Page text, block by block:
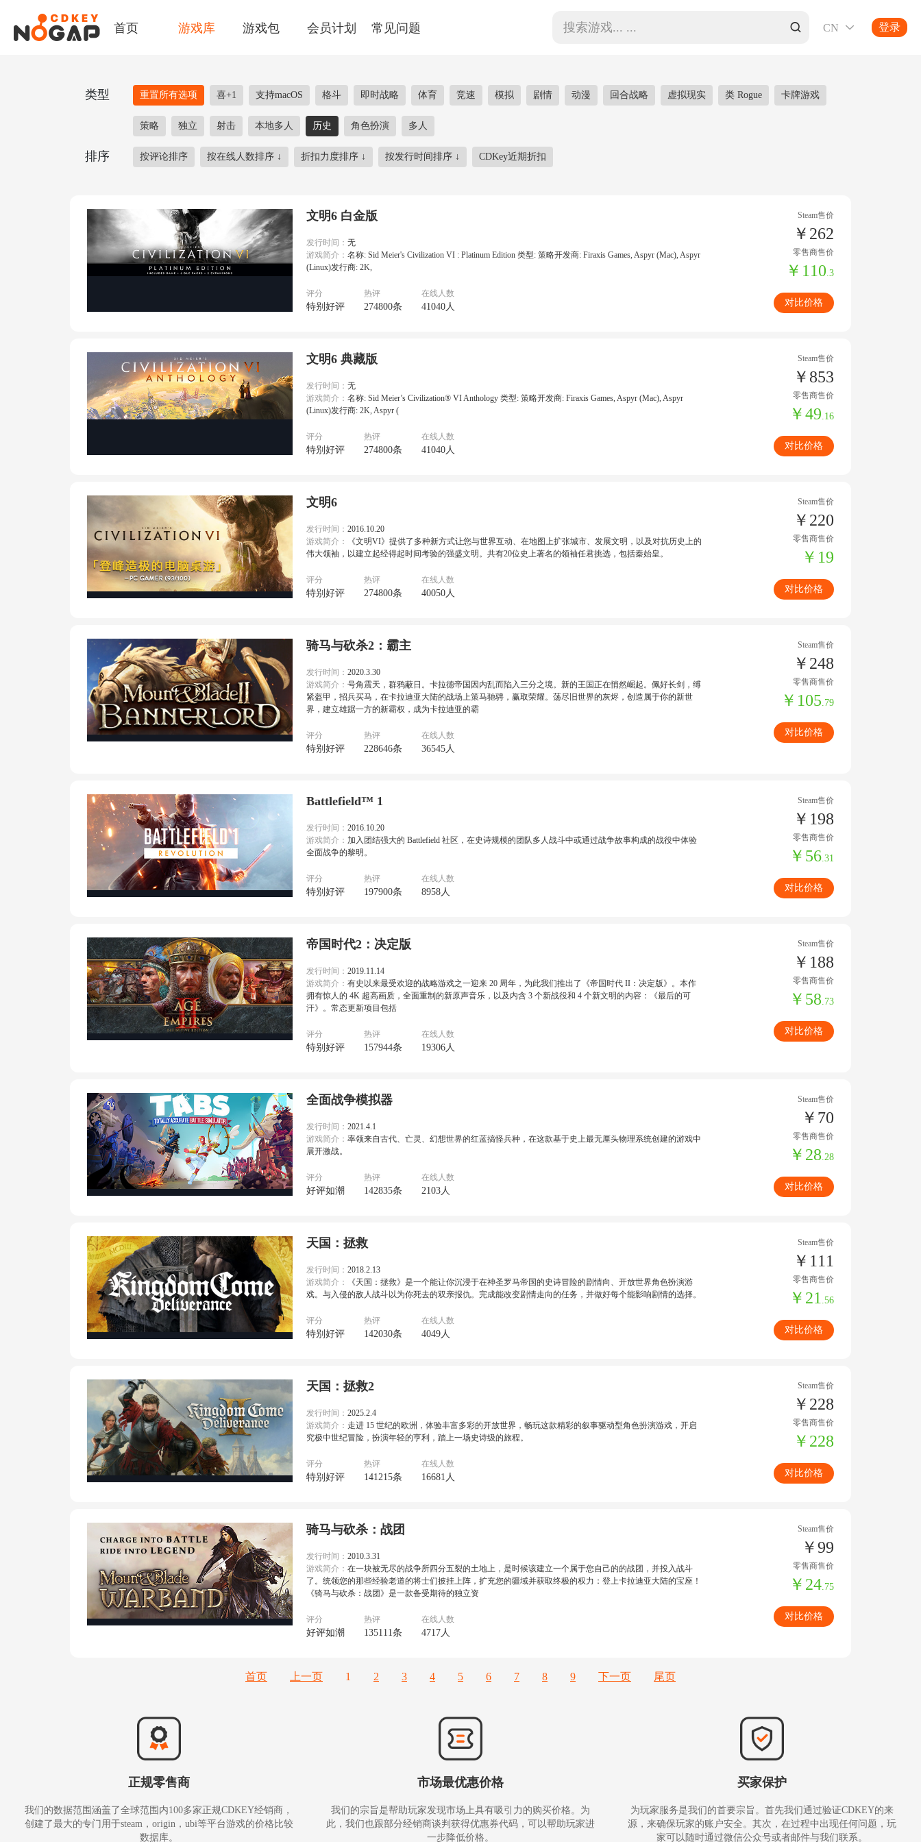
首页 游戏库 游戏包 会员计划 常见问题 CN  登录
类型 重置所有选项 喜+1 支持macOS 格斗 即时战略 体育 竞速 模拟 剧情 动漫 回合战略 虚拟现实 类 Rogue 卡牌游戏
策略 独立 射击 本地多人 历史 角色扮演 多人
排序 按评论排序 按在线人数排序 ↓ 折扣力度排序 ↓ 按发行时间排序 ↓ CDKey近期折扣
文明6 白金版
发行时间： 无
游戏简介： 名称: Sid Meier's Civilization VI : Platinum Edition 类型: 策略开发商: Firaxis Games, Aspyr (Mac), Aspyr
(Linux)发行商: 2K,
评分
特别好评
热评
274800条
在线人数
41040人
Steam售价
￥262
零售商售价
￥110.3
对比价格
文明6 典藏版
发行时间： 无
游戏简介： 名称: Sid Meier’s Civilization® VI Anthology 类型: 策略开发商: Firaxis Games, Aspyr (Mac), Aspyr
(Linux)发行商: 2K, Aspyr (
评分
特别好评
热评
274800条
在线人数
41040人
Steam售价
￥853
零售商售价
￥49.16
对比价格
文明6
发行时间： 2016.10.20
游戏简介：
《文明VI》提供了多种新方式让您与世界互动、在地图上扩张城市、发展文明，以及对抗历史上的
伟大领袖，以建立起经得起时间考验的强盛文明。共有20位史上著名的领袖任君挑选，包括秦始皇。
评分
特别好评
热评
274800条
在线人数
40050人
Steam售价
￥220
零售商售价
￥19
对比价格
骑马与砍杀2：霸主
发行时间： 2020.3.30
游戏简介： 号角震天，群鸦蔽日。卡拉德帝国因内乱而陷入三分之境。新的王国正在悄然崛起。佩好长剑，缚
紧盔甲，招兵买马，在卡拉迪亚大陆的战场上策马驰骋，赢取荣耀。荡尽旧世界的灰烬，创造属于你的新世
界，建立雄踞一方的新霸权，成为卡拉迪亚的霸
评分
特别好评
热评
228646条
在线人数
36545人
Steam售价
￥248
零售商售价
￥105.79
对比价格
Battlefield™ 1
发行时间： 2016.10.20
游戏简介： 加入团结强大的 Battlefield 社区，在史诗规模的团队多人战斗中或通过战争故事构成的战役中体验
全面战争的黎明。
评分
特别好评
热评
197900条
在线人数
8958人
Steam售价
￥198
零售商售价
￥56.31
对比价格
帝国时代2：决定版
发行时间： 2019.11.14
游戏简介： 有史以来最受欢迎的战略游戏之一迎来 20 周年，为此我们推出了《帝国时代 II：决定版》。本作
拥有惊人的 4K 超高画质，全面重制的新原声音乐，以及内含 3 个新战役和 4 个新文明的内容：《最后的可
汗》。常态更新项目包括
评分
特别好评
热评
157944条
在线人数
19306人
Steam售价
￥188
零售商售价
￥58.73
对比价格
全面战争模拟器
发行时间： 2021.4.1
游戏简介： 率领来自古代、亡灵、幻想世界的红蓝搞怪兵种，在这款基于史上最无厘头物理系统创建的游戏中
展开激战。
评分
好评如潮
热评
142835条
在线人数
2103人
Steam售价
￥70
零售商售价
￥28.28
对比价格
天国：拯救
发行时间： 2018.2.13
游戏简介：
《天国：拯救》是一个能让你沉浸于在神圣罗马帝国的史诗冒险的剧情向、开放世界角色扮演游
戏。与入侵的敌人战斗以为你死去的双亲报仇。完成能改变剧情走向的任务，并做好每个能影响剧情的选择。
评分
特别好评
热评
142030条
在线人数
4049人
Steam售价
￥111
零售商售价
￥21 .56
对比价格
天国：拯救2
发行时间： 2025.2.4
游戏简介： 走进 15 世纪的欧洲，体验丰富多彩的开放世界，畅玩这款精彩的叙事驱动型角色扮演游戏，开启
究极中世纪冒险，扮演年轻的亨利，踏上一场史诗级的旅程。
评分
特别好评
热评
141215条
在线人数
16681人
Steam售价
￥228
零售商售价
￥228
对比价格
骑马与砍杀：战团
发行时间： 2010.3.31
游戏简介： 在一块被无尽的战争所四分五裂的土地上，是时候该建立一个属于您自己的的战团，并投入战斗
了。统领您的那些经验老道的将士们披挂上阵，扩充您的疆域并获取终极的权力：登上卡拉迪亚大陆的宝座！
《骑马与砍杀：战团》是一款备受期待的独立资
评分
好评如潮
热评
135111条
在线人数
4717人
Steam售价
￥99
零售商售价
￥24.75
对比价格
首页 上一页 1 2 3 4 5 6 7 8 9 下一页 尾页
正规零售商
我们的数据范围涵盖了全球范围内100多家正规CDKEY经销商，
创建了最大的专门用于steam，origin，ubi等平台游戏的价格比较
数据库。
市场最优惠价格
我们的宗旨是帮助玩家发现市场上具有吸引力的购买价格。为
此，我们也跟部分经销商谈判获得优惠券代码，可以帮助玩家进
一步降低价格。
买家保护
为玩家服务是我们的首要宗旨。首先我们通过验证CDKEY的来
源，来确保玩家的账户安全。其次，在过程中出现任何问题，玩
家可以随时通过微信公众号或者邮件与我们联系。